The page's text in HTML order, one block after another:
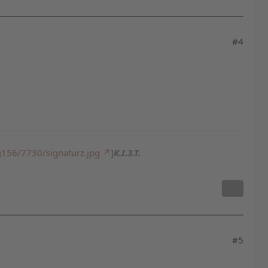
#4
7730/signaturz.jpg ]K.I.3.T.
#5